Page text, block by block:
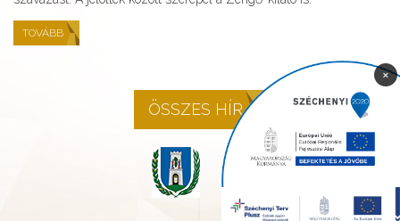
TOVÁBB
ÖSSZES HÍR
×